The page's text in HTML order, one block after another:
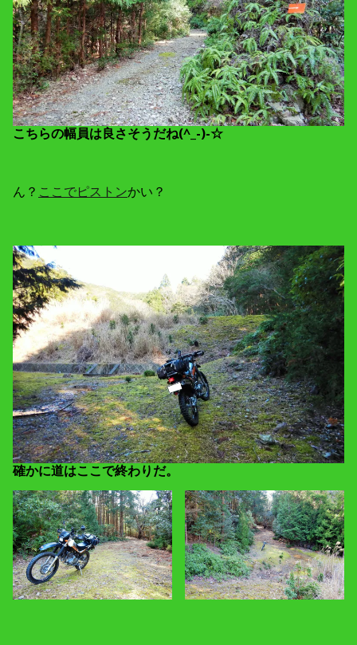
こちらの幅員は良さそうだね(^_-)-☆
ん？ ここでピストンかい？
確かに道はここで終わりだ。